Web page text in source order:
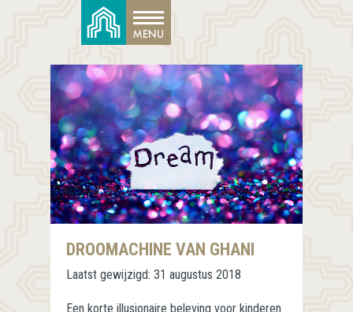
DROOMACHINE VAN GHANI
Laatst gewijzigd: 31 augustus 2018
Een korte illusionaire beleving voor kinderen